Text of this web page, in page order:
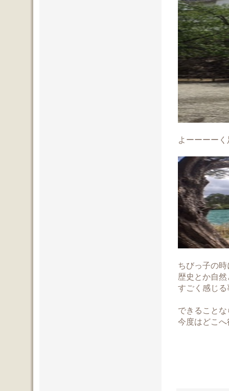
よーーーー
ちびっ子の
歴史とか自
すごく感じ
できること
今度はどこ